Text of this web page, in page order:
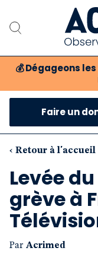
💰 Dégageons
Notre
Faire un
‹ Retour à l'accueil
Levée
grève à
Par Acrimed